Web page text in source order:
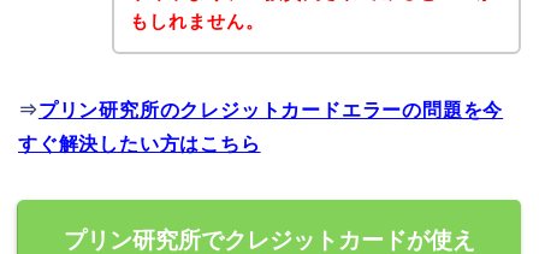
もしれません。
⇒プリン研究所のクレジットカードエラーの問題を今
すぐ解決したい方はこちら
プリン研究所でクレジットカードが使え